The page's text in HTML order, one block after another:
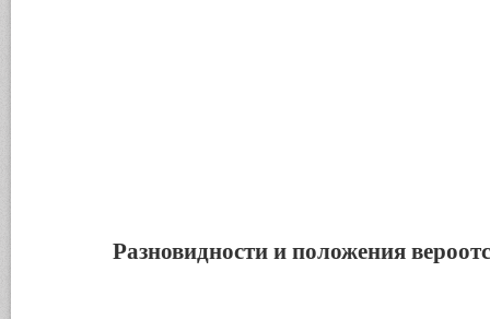
Разновидности и положения